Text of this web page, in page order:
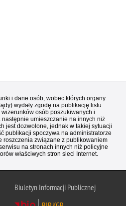
i dane osób, wobec których organy
wydały zgodę na publikację listu
osób poszukiwanych i
umieszczanie na innych niż
jest dozwolone, jednak w takiej sytuacji
publikacji spoczywa na administratorze
roszczenia związane z publikowaniem
na stronach innych niż policyjne
właściwych stron sieci Internet.
Biuletyn Informacji Publicznej